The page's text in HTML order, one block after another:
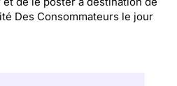
Des Consommateurs le jour